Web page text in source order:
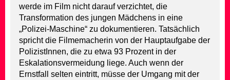
werde im Film nicht darauf verzichtet, die
Transformation des jungen Mädchens in eine
„Polizei-Maschine“ zu dokumentieren. Tatsächlich
spricht die Filmemacherin von der Hauptaufgabe der
PolizistInnen, die zu etwa 93 Prozent in der
Eskalationsvermeidung liege. Auch wenn der
Ernstfall selten eintritt, müsse der Umgang mit der